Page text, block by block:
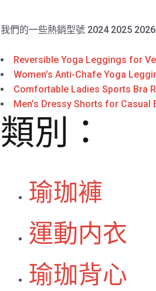
我們的一些熱銷型號 2024 2025
Reversible Yoga Leggings for
Women’s Anti-Chafe Yoga
Comfortable Ladies Sports Bra
Men’s Dressy Shorts for Casual
類別：
瑜珈褲
運動内衣
瑜珈背心